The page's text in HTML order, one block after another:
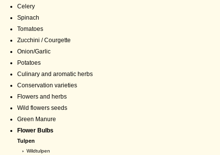
Celery
Spinach
Tomatoes
Zucchini / Courgette
Onion/Garlic
Potatoes
Culinary and aromatic herbs
Conservation varieties
Flowers and herbs
Wild flowers seeds
Green Manure
Flower Bulbs
Tulpen
› Wildtulpen